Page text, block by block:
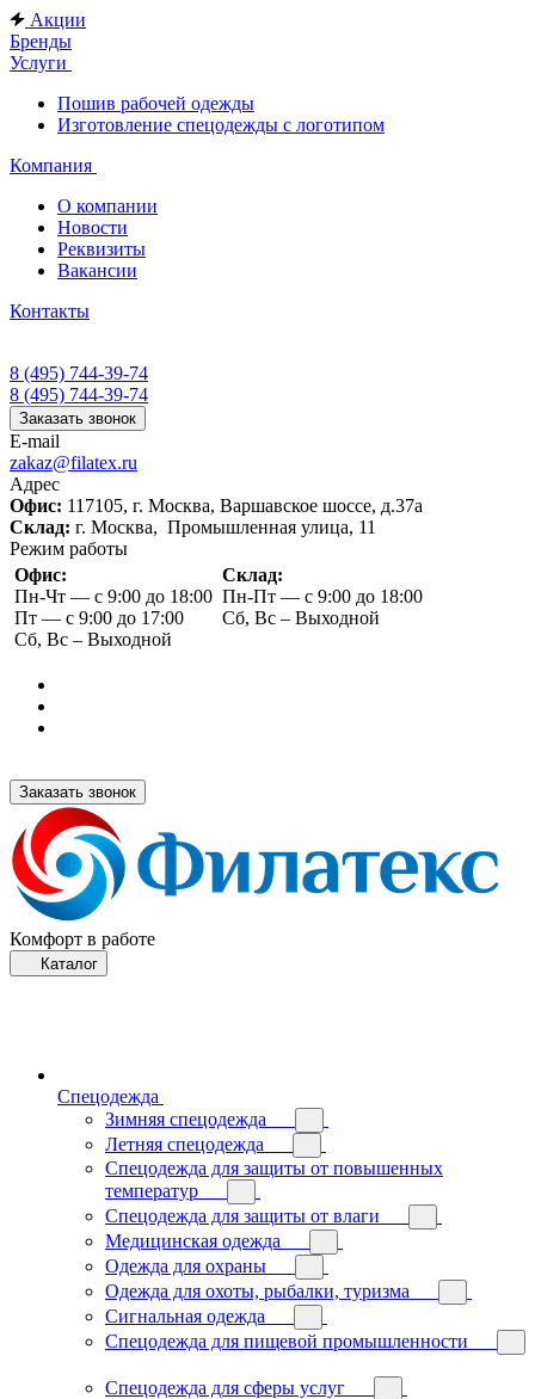
Акции
Бренды
Услуги
Пошив рабочей одежды
Изготовление спецодежды с логотипом
Компания
О компании
Новости
Реквизиты
Вакансии
Контакты
8 (495) 744-39-74
8 (495) 744-39-74
Заказать звонок
E-mail
zakaz@filatex.ru
Адрес
Офис: 117105, г. Москва, Варшавское шоссе, д.37а
Склад: г. Москва, Промышленная улица, 11
Режим работы
Офис:
Пн-Чт — с 9:00 до 18:00
Пт — с 9:00 до 17:00
Сб, Вс – Выходной
Склад:
Пн-Пт — с 9:00 до 18:00
Сб, Вс – Выходной
Заказать звонок
Комфорт в работе
Каталог
Спецодежда
Зимняя спецодежда
Летняя спецодежда
Спецодежда для защиты от повышенных
температур
Спецодежда для защиты от влаги
Медицинская одежда
Одежда для охраны
Одежда для охоты, рыбалки, туризма
Сигнальная одежда
Спецодежда для пищевой промышленности
Спецодежда для сферы услуг